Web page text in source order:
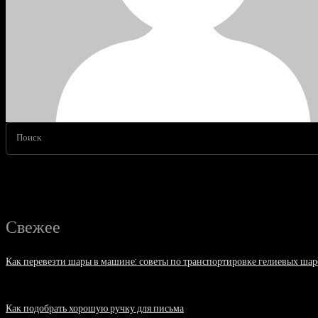
Поиск
Свежее
Как перевезти шары в машине: советы по транспортировке гелиевых
Как подобрать хорошую ручку для письма